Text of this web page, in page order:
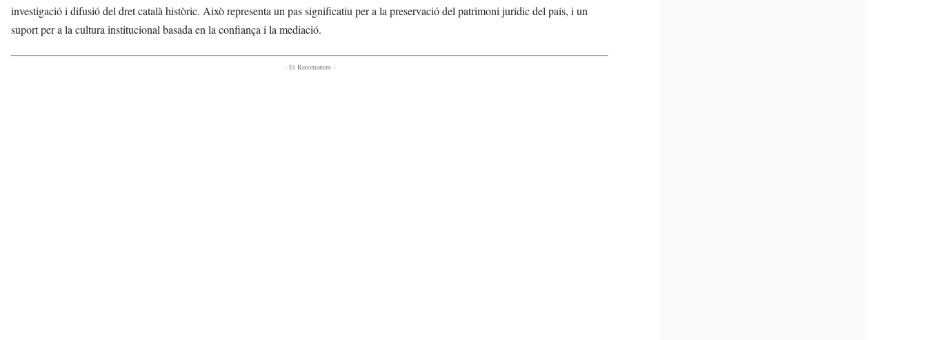
investigació i difusió del dret català històric. Això representa un pas significatiu per a la preservació del patrimoni jurídic del país, i un
suport per a la cultura institucional basada en la confiança i la mediació.
- Et Recomanem -